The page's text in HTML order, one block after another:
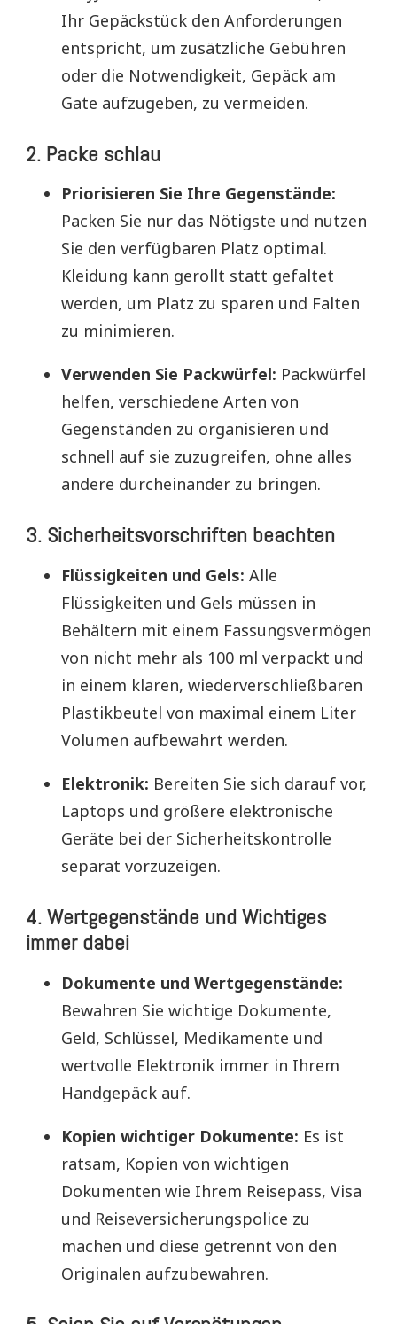
Ihr Gepäckstück den Anforderungen
entspricht, um zusätzliche Gebühren
oder die Notwendigkeit, Gepäck am
Gate aufzugeben, zu vermeiden.
2. Packe schlau
Priorisieren Sie Ihre Gegenstände:
Packen Sie nur das Nötigste und nutzen
Sie den verfügbaren Platz optimal.
Kleidung kann gerollt statt gefaltet
werden, um Platz zu sparen und Falten
zu minimieren.
Verwenden Sie Packwürfel: Packwürfel
helfen, verschiedene Arten von
Gegenständen zu organisieren und
schnell auf sie zuzugreifen, ohne alles
andere durcheinander zu bringen.
3. Sicherheitsvorschriften beachten
Flüssigkeiten und Gels: Alle
Flüssigkeiten und Gels müssen in
Behältern mit einem Fassungsvermögen
von nicht mehr als 100 ml verpackt und
in einem klaren, wiederverschließbaren
Plastikbeutel von maximal einem Liter
Volumen aufbewahrt werden.
Elektronik: Bereiten Sie sich darauf vor,
Laptops und größere elektronische
Geräte bei der Sicherheitskontrolle
separat vorzuzeigen.
4. Wertgegenstände und Wichtiges
immer dabei
Dokumente und Wertgegenstände:
Bewahren Sie wichtige Dokumente,
Geld, Schlüssel, Medikamente und
wertvolle Elektronik immer in Ihrem
Handgepäck auf.
Kopien wichtiger Dokumente: Es ist
ratsam, Kopien von wichtigen
Dokumenten wie Ihrem Reisepass, Visa
und Reiseversicherungspolice zu
machen und diese getrennt von den
Originalen aufzubewahren.